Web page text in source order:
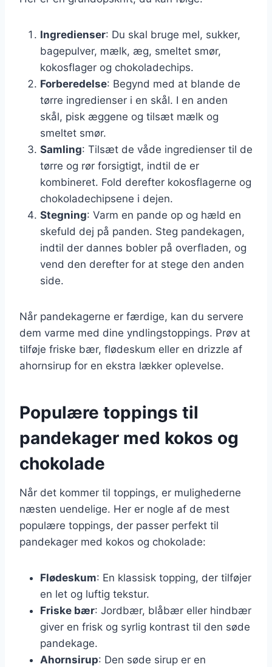
Ingredienser: Du skal bruge mel, sukker,
bagepulver, mælk, æg, smeltet smør,
kokosflager og chokoladechips.
Forberedelse: Begynd med at blande de
tørre ingredienser i en skål. I en anden
skål, pisk æggene og tilsæt mælk og
smeltet smør.
Samling: Tilsæt de våde ingredienser til de
tørre og rør forsigtigt, indtil de er
kombineret. Fold derefter kokosflagerne og
chokoladechipsene i dejen.
Stegning: Varm en pande op og hæld en
skefuld dej på panden. Steg pandekagen,
indtil der dannes bobler på overfladen, og
vend den derefter for at stege den anden
side.
Når pandekagerne er færdige, kan du servere
dem varme med dine yndlingstoppings. Prøv at
tilføje friske bær, flødeskum eller en drizzle af
ahornsirup for en ekstra lækker oplevelse.
Populære toppings til
pandekager med kokos og
chokolade
Når det kommer til toppings, er mulighederne
næsten uendelige. Her er nogle af de mest
populære toppings, der passer perfekt til
pandekager med kokos og chokolade:
Flødeskum: En klassisk topping, der tilføjer
en let og luftig tekstur.
Friske bær: Jordbær, blåbær eller hindbær
giver en frisk og syrlig kontrast til den søde
pandekage.
Ahornsirup: Den søde sirup er en